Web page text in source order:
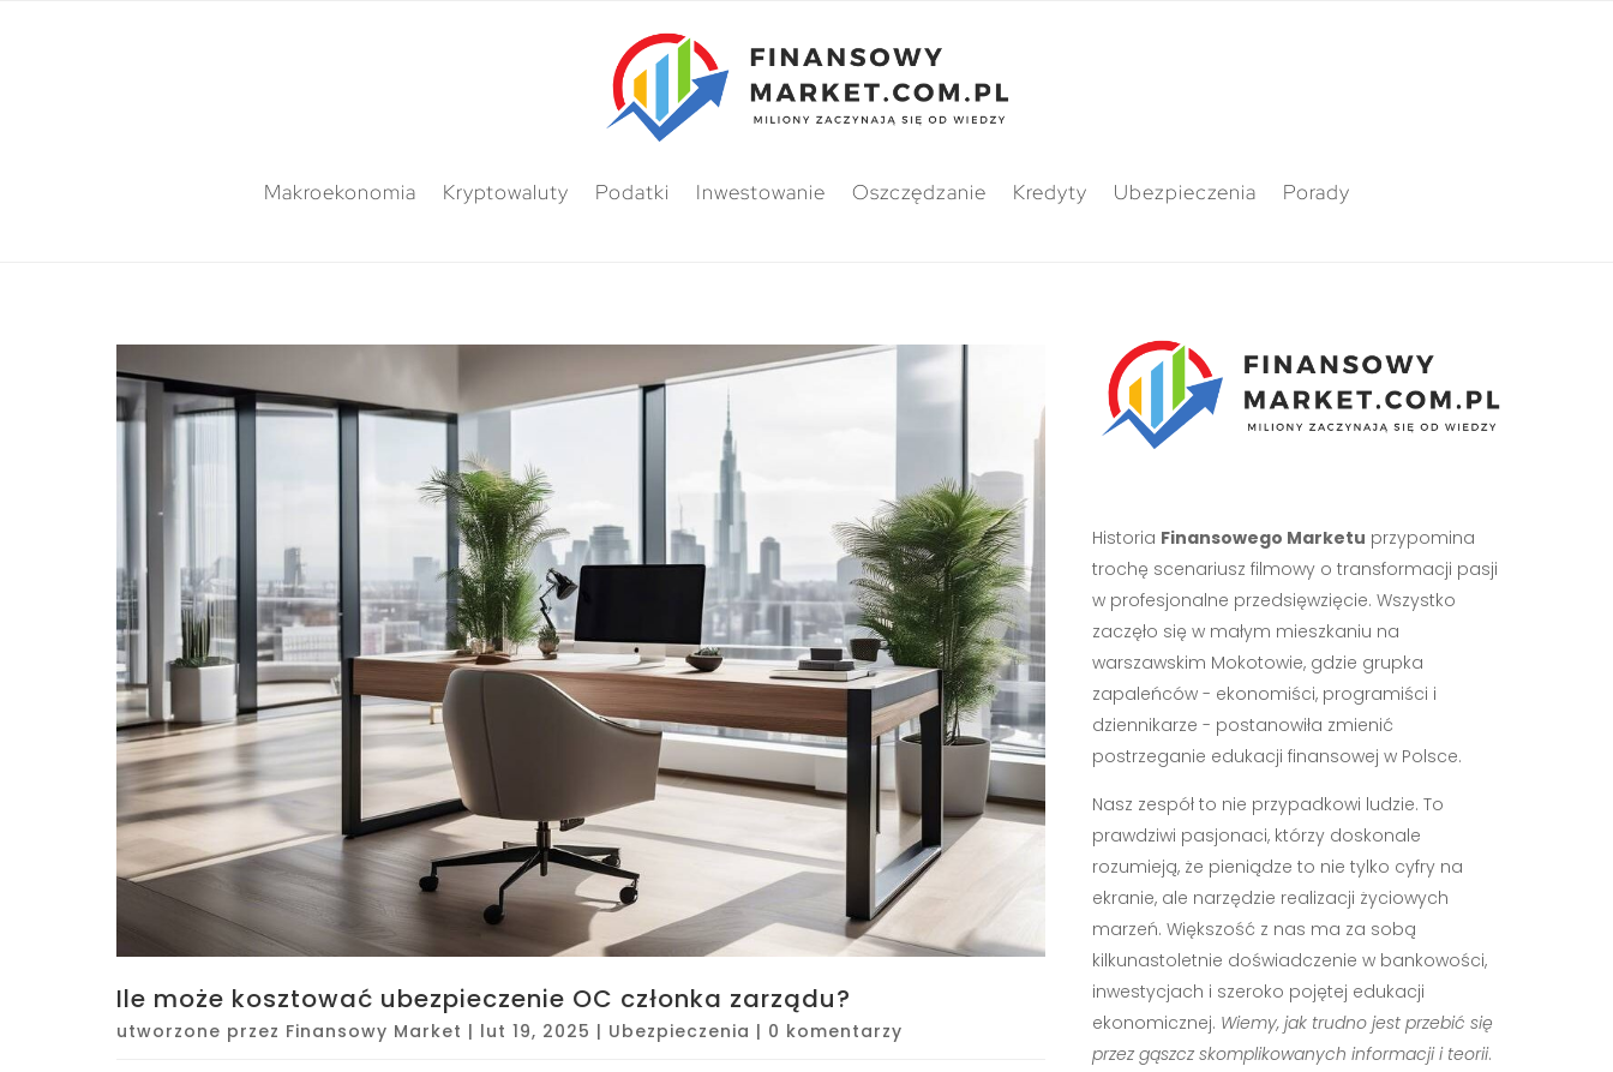
Makroekonomia Kryptowaluty Podatki Inwestowanie Oszczędzanie Kredyty Ubezpieczenia Porady
Ile może kosztować ubezpieczenie OC członka zarządu?
utworzone przez Finansowy Market | lut 19, 2025 | Ubezpieczenia | 0 komentarzy
Historia Finansowego Marketu przypomina
trochę scenariusz filmowy o transformacji pasji
w profesjonalne przedsięwzięcie. Wszystko
zaczęło się w małym mieszkaniu na
warszawskim Mokotowie, gdzie grupka
zapaleńców - ekonomiści, programiści i
dziennikarze - postanowiła zmienić
postrzeganie edukacji finansowej w Polsce.
Nasz zespół to nie przypadkowi ludzie. To
prawdziwi pasjonaci, którzy doskonale
rozumieją, że pieniądze to nie tylko cyfry na
ekranie, ale narzędzie realizacji życiowych
marzeń. Większość z nas ma za sobą
kilkunastoletnie doświadczenie w bankowości,
inwestycjach i szeroko pojętej edukacji
ekonomicznej. Wiemy, jak trudno jest przebić się
przez gąszcz skomplikowanych informacji i teorii.